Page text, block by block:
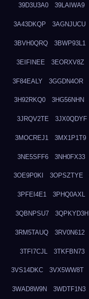
39D3U3A0 39LAIWA9
3A43DKQP 3AGNJUCU
3BVH0QRQ 3BWP93L1
3EIFINEE 3EORXV8Z
3F84EALY 3GGDN4OR
3H92RKQ0 3HG56NHN
3JRQV2TE 3JX0QDYF
3MOCREJ1 3MX1P1T9
3NE5SFF6 3NH0FX33
3OE9P0KI 3OPSZTYE
3PFEI4E1 3PHQ0AXL
3QBNPSU7 3QPKYD3H
3RM5TAUQ 3RV0N612
3TFI7CJL 3TKFBN73
3VS14DKC 3VX5WW8T
3WAD8W9N 3WDTF1N3